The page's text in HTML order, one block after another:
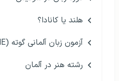
هلند یا کانادا؟
آزمون زبان آلمانی گوته (GOETHE)
رشته هنر در آلمان